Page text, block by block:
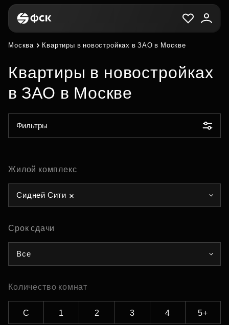
Москва Квартиры в новостройках в ЗАО в Москве
Квартиры в новостройках
в ЗАО в Москве
Фильтры
Жилой комплекс
Сидней Сити
Срок сдачи
Все
Количество комнат
С 1 2 3 4 5+